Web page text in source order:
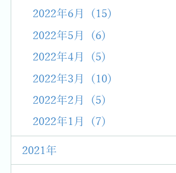
2022年6月 (15)
2022年5月 (6)
2022年4月 (5)
2022年3月 (10)
2022年2月 (5)
2022年1月 (7)
2021年